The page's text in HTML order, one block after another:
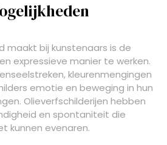
maakt bij kunstenaars is de
expressieve manier te werken.
kleurenmengingen
emotie en beweging in hun
Olieverfschilderijen hebben
en spontaniteit die
kunnen evenaren.